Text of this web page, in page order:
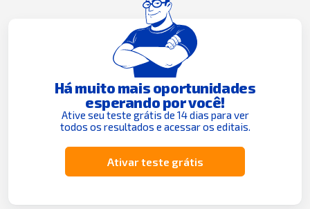
Há muito mais oportunidades
esperando por você!
Ative seu teste grátis de 14 dias para ver
todos os resultados e acessar os editais.
Ativar teste grátis